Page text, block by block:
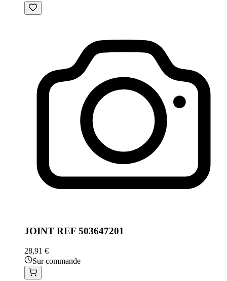
JOINT REF 503647201
28,91 €
Sur commande